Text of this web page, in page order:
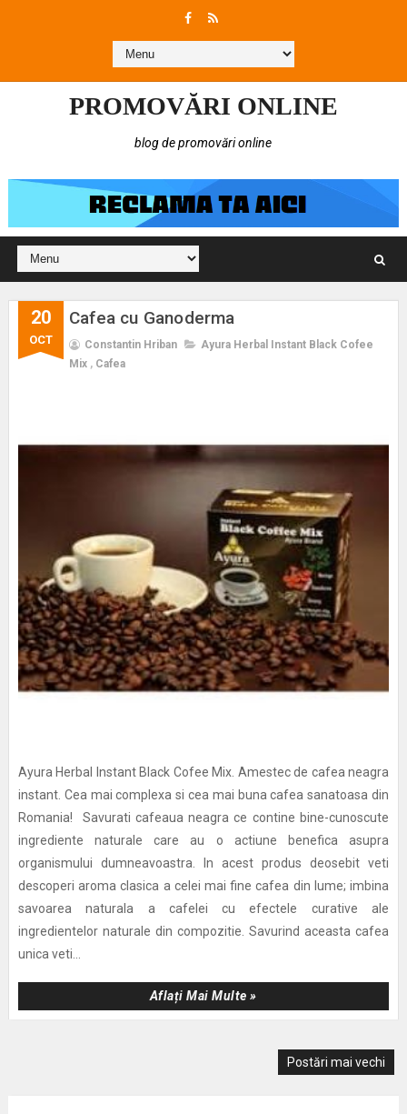
PROMOVĂRI ONLINE
blog de promovări online
20
OCT
Cafea cu Ganoderma
Constantin Hriban
Ayura Herbal Instant Black Cofee
Mix , Cafea
Ayura Herbal Instant Black Cofee Mix. Amestec de cafea neagra
instant. Cea mai complexa si cea mai buna cafea sanatoasa din
Romania! Savurati cafeaua neagra ce contine bine-cunoscute
ingrediente naturale care au o actiune benefica asupra
organismului dumneavoastra. In acest produs deosebit veti
descoperi aroma clasica a celei mai fine cafea din lume; imbina
savoarea naturala a cafelei cu efectele curative ale
ingredientelor naturale din compozitie. Savurind aceasta cafea
unica veti...
Aflați Mai Multe »
Postări mai vechi